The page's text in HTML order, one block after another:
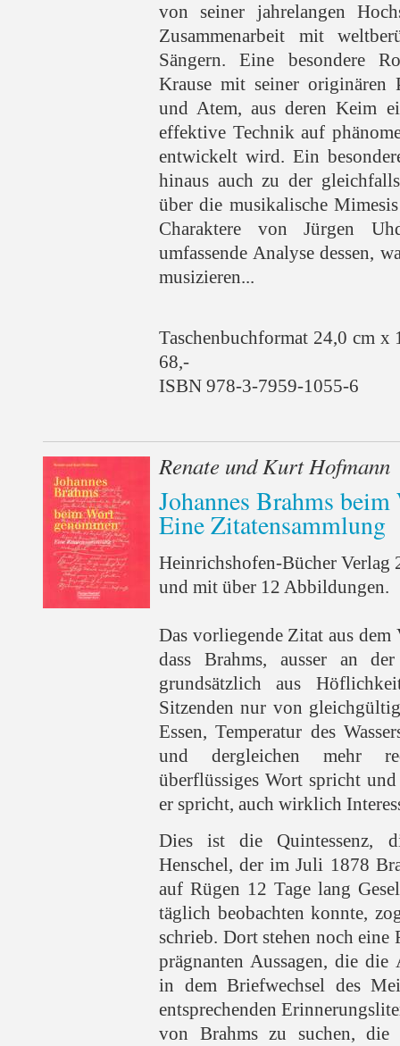
von seiner jahrelangen
Zusammenarbeit mit
Sängern. Eine besondere
Krause mit seiner originären
und Atem, aus deren Keim
effektive Technik auf
entwickelt wird. Ein
hinaus auch zu der
über die musikalische
Charaktere von Jürgen
umfassende Analyse dessen,
musizieren...
Taschenbuchformat 24,0 cm
68,-
ISBN 978-3-7959-1055-6
Renate und Kurt Hofmann
Johannes Brahms
Eine Zitatensammlung
Heinrichshofen-Bücher Verlag
und mit über 12 Abbildungen.
Das vorliegende Zitat aus
dass Brahms, ausser an
grundsätzlich aus
Sitzenden nur von
Essen, Temperatur des
und dergleichen mehr
überflüssiges Wort spricht
er spricht, auch wirklich
Dies ist die Quintessenz,
Henschel, der im Juli 1878
auf Rügen 12 Tage lang
täglich beobachten konnte,
schrieb. Dort stehen noch eine
prägnanten Aussagen, die
in dem Briefwechsel des
entsprechenden
von Brahms zu suchen, die